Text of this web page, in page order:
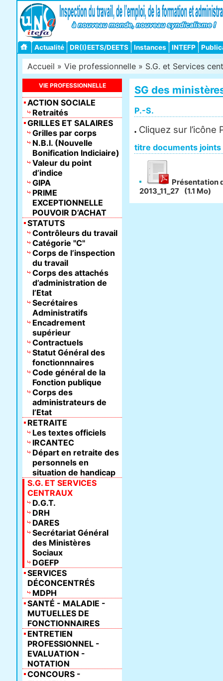
Actualité DR(I)EETS/DEETS Instances INTEFP
Accueil » Vie professionnelle » S.G. et Services
SG des
P.-S.
Cliquez sur
titre documents joints
Présentation
2013_11_27
(1.1 Mo)
VIE PROFESSIONNELLE
ACTION SOCIALE
Retraités
GRILLES ET SALAIRES
Grilles par corps
N.B.I. (Nouvelle
Bonification Indiciaire)
Valeur du point
d’indice
GIPA
PRIME
EXCEPTIONNELLE
POUVOIR D’ACHAT
STATUTS
Contrôleurs du travail
Catégorie "C"
Corps de l’inspection
du travail
Corps des attachés
d’administration de
l’Etat
Secrétaires
Administratifs
Encadrement
supérieur
Contractuels
Statut Général des
fonctionnnaires
Code général de la
Fonction publique
Corps des
administrateurs de
l’Etat
RETRAITE
Les textes officiels
IRCANTEC
Départ en retraite des
personnels en
situation de handicap
S.G. ET SERVICES
CENTRAUX
D.G.T.
DRH
DARES
Secrétariat Général
des Ministères
Sociaux
DGEFP
SERVICES
DÉCONCENTRÉS
MDPH
SANTÉ - MALADIE -
MUTUELLES DE
FONCTIONNAIRES
ENTRETIEN
PROFESSIONNEL -
EVALUATION -
NOTATION
CONCOURS -